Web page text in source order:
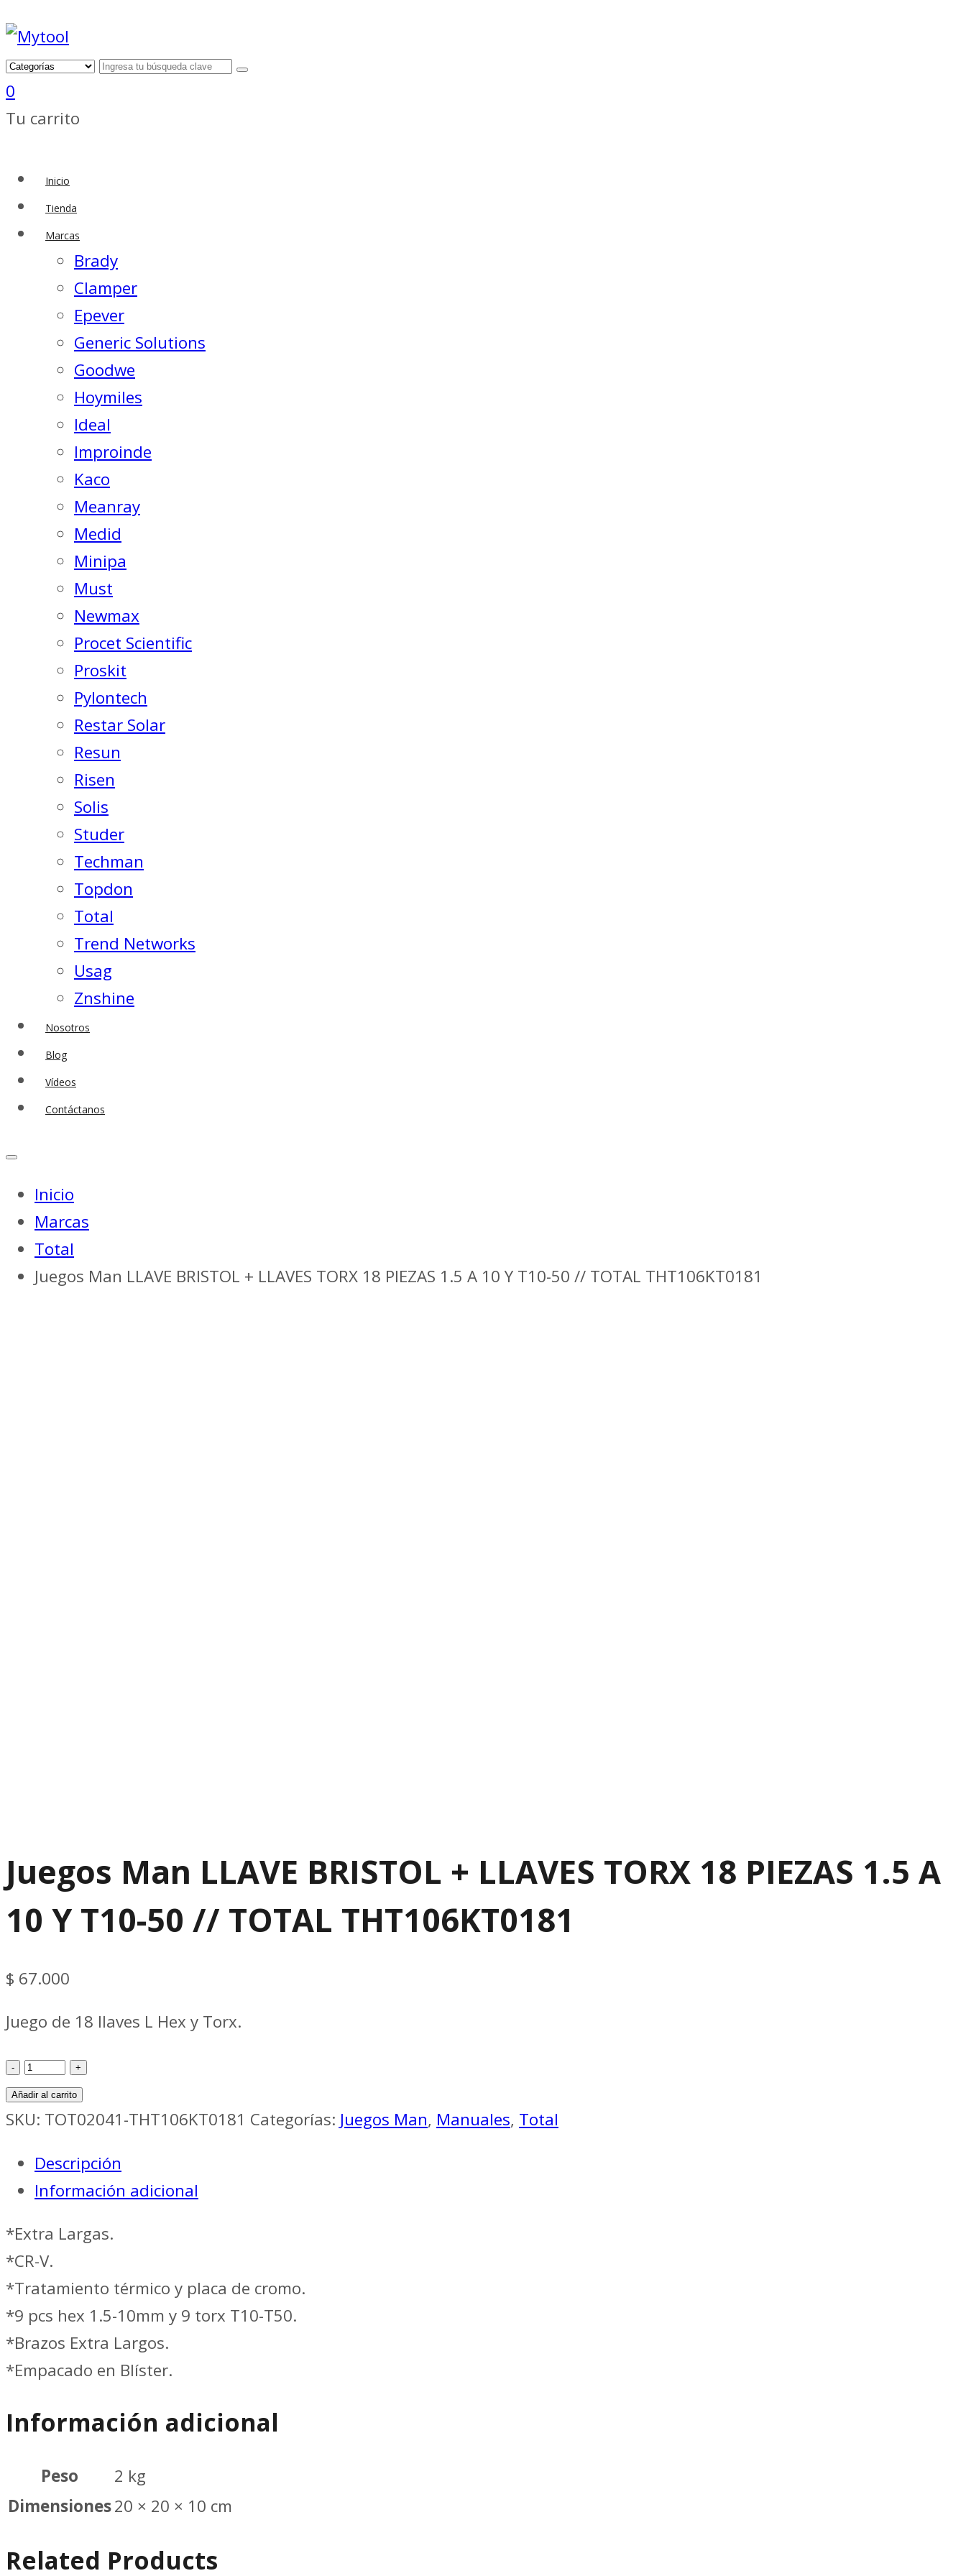
0
Tu carrito
Inicio
Tienda
Marcas
Brady
Clamper
Epever
Generic Solutions
Goodwe
Hoymiles
Ideal
Improinde
Kaco
Meanray
Medid
Minipa
Must
Newmax
Procet Scientific
Proskit
Pylontech
Restar Solar
Resun
Risen
Solis
Studer
Techman
Topdon
Total
Trend Networks
Usag
Znshine
Nosotros
Blog
Vídeos
Contáctanos
Inicio
Marcas
Total
Juegos Man LLAVE BRISTOL + LLAVES TORX 18 PIEZAS 1.5 A 10 Y T10-50 // TOTAL THT106KT0181
Juegos Man LLAVE BRISTOL + LLAVES TORX 18 PIEZAS 1.5 A
10 Y T10-50 // TOTAL THT106KT0181
$ 67.000
Juego de 18 llaves L Hex y Torx.
Juegos
Man
LLAVE
LLAVES
TORX
18
PIEZAS
1.5
A
10
T10-
TOTAL
cantidad
Añadir al carrito
SKU: TOT02041-THT106KT0181 Categorías: Juegos Man, Manuales, Total
Descripción
Información adicional
*Extra Largas.
*CR-V.
*Tratamiento térmico y placa de cromo.
*9 pcs hex 1.5-10mm y 9 torx T10-T50.
*Brazos Extra Largos.
*Empacado en Blíster.
Información adicional
Peso
2 kg
Dimensiones20 × 20 × 10 cm
Related Products